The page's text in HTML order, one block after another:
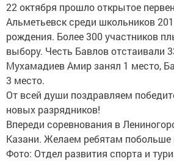
22 октября прошло открытое
Альметьевск среди школьников
рождения. Более 300 участников
выбору. Честь Бавлов отстаивали
Мухамадиев Амир занял 1 место,
3 место.
От всей души поздравляем
новых разрядников!
Впереди соревнования в
Казани. Желаем ребятам побольше
Фото: Отдел развития спорта и